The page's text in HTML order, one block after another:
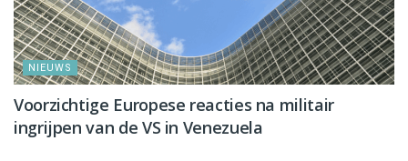
NIEUWS
Voorzichtige Europese reacties na militair
ingrijpen van de VS in Venezuela